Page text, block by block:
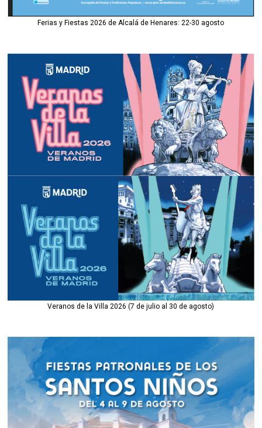
Ferias y Fiestas 2026 de Alcalá de Henares: 22-30 agosto
Veranos de la Villa 2026 (7 de julio al 30 de agosto)